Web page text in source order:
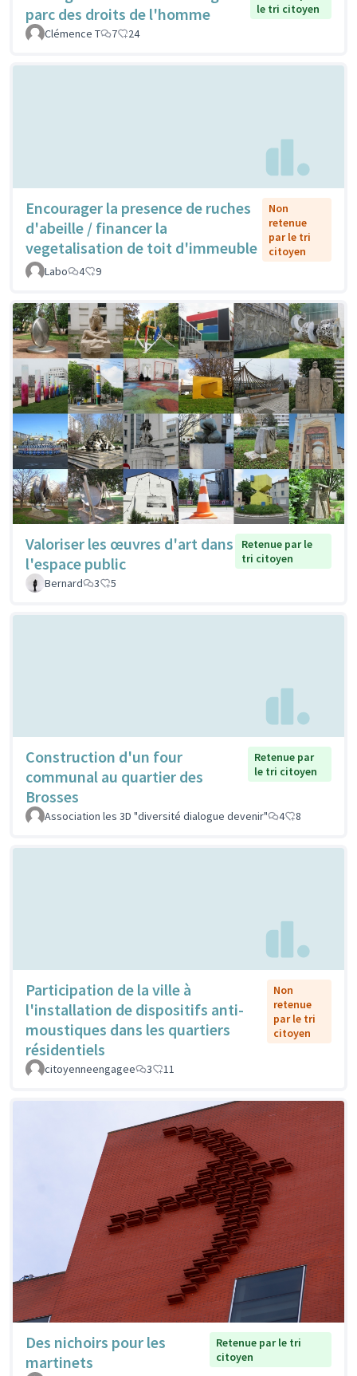
parc des droits de l'homme
le tri citoyen
Clémence T
7 24
Encourager la presence de ruches
d'abeille / financer la
vegetalisation de toit d'immeuble
Non
retenue
par le tri
citoyen
Labo
4 9
Valoriser les œuvres d'art dans
l'espace public
Retenue par le
tri citoyen
Bernard
3 5
Construction d'un four
communal au quartier des
Brosses
Retenue par
le tri citoyen
Association les 3D "diversité dialogue devenir" 4 8
Participation de la ville à
l'installation de dispositifs anti-
moustiques dans les quartiers
résidentiels
Non
retenue
par le tri
citoyen
citoyenneengagee 3 11
Des nichoirs pour les
martinets
Retenue par le tri
citoyen